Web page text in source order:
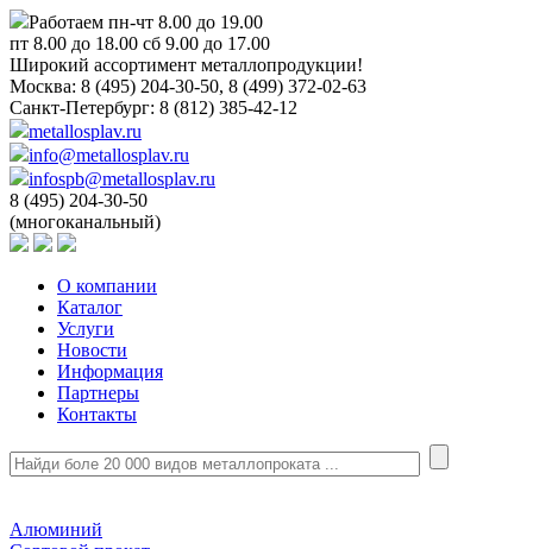
Работаем пн-чт 8.00 до 19.00
пт 8.00 до 18.00 сб 9.00 до 17.00
Широкий ассортимент металлопродукции!
Москва: 8 (495) 204-30-50, 8 (499) 372-02-63
Санкт-Петербург: 8 (812) 385-42-12
metallosplav.ru
info@metallosplav.ru
infospb@metallosplav.ru
8 (495) 204-30-50
(многоканальный)
О компании
Каталог
Услуги
Новости
Информация
Партнеры
Контакты
Алюминий